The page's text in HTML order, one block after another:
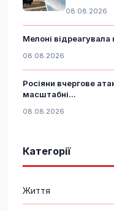
08.08.2026
Мелоні відреагувала
08.08.2026
Росіяни вчергове
масштабні...
08.08.2026
Категорії
Життя